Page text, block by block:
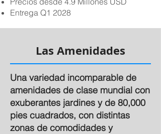
Entrega Q1 2028
Las Amenidades
Una variedad incomparable de
amenidades de clase mundial con
exuberantes jardines y de 80,000
pies cuadrados, con distintas
zonas de comodidades y